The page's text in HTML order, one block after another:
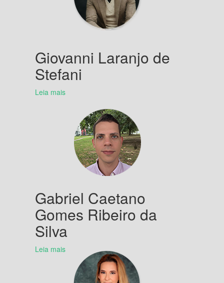
Giovanni Laranjo de
Stefani
Leia mais
Gabriel Caetano
Gomes Ribeiro da
Silva
Leia mais